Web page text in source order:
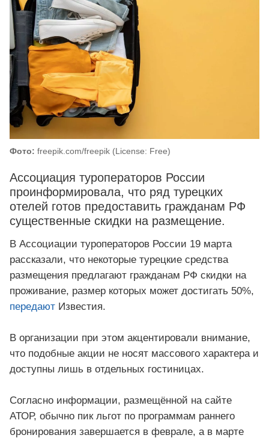
Фото: freepik.com/freepik (License: Free)
Ассоциация туроператоров России
проинформировала, что ряд турецких
отелей готов предоставить гражданам РФ
существенные скидки на размещение.
В Ассоциации туроператоров России 19 марта
рассказали, что некоторые турецкие средства
размещения предлагают гражданам РФ скидки на
проживание, размер которых может достигать 50%,
передают Известия.
В организации при этом акцентировали внимание,
что подобные акции не носят массового характера и
доступны лишь в отдельных гостиницах.
Согласно информации, размещённой на сайте
АТОР, обычно пик льгот по программам раннего
бронирования завершается в феврале, а в марте